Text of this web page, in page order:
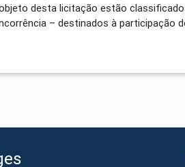
desta licitação estão
– destinados à participação